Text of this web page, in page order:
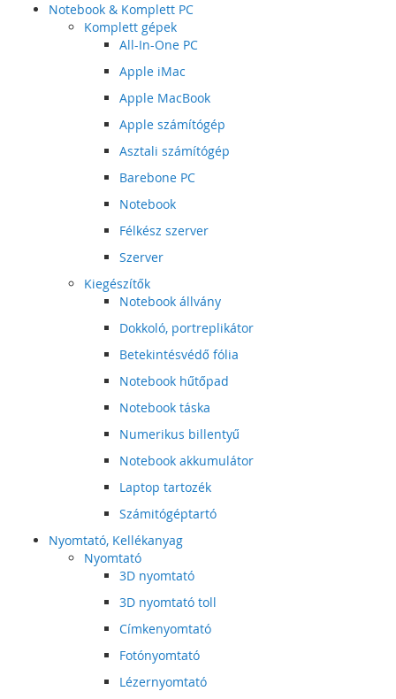
Notebook & Komplett PC
Komplett gépek
All-In-One PC
Apple iMac
Apple MacBook
Apple számítógép
Asztali számítógép
Barebone PC
Notebook
Félkész szerver
Szerver
Kiegészítők
Notebook állvány
Dokkoló, portreplikátor
Betekintésvédő fólia
Notebook hűtőpad
Notebook táska
Numerikus billentyű
Notebook akkumulátor
Laptop tartozék
Számitógéptartó
Nyomtató, Kellékanyag
Nyomtató
3D nyomtató
3D nyomtató toll
Címkenyomtató
Fotónyomtató
Lézernyomtató